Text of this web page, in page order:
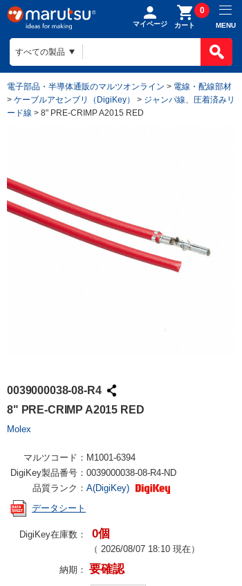
マイページ カート
0
MENU
電子部品・半導体通販のマルツオンライン > 電線・配線部材
> ケーブルアセンブリ（DigiKey） > ジャンパ線、圧着済みリ
ード線 > 8" PRE-CRIMP A2015 RED
0039000038-08-R4
8" PRE-CRIMP A2015 RED
Molex
マルツコード： M1001-6394
DigiKey製品番号： 0039000038-08-R4-ND
品質ランク： A(DigiKey)
データシート
DigiKey在庫数： 0個
（ 2026/08/07 18:10 現在）
納期： 要確認